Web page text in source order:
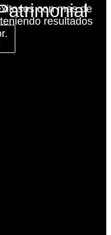
con mas de
resultados